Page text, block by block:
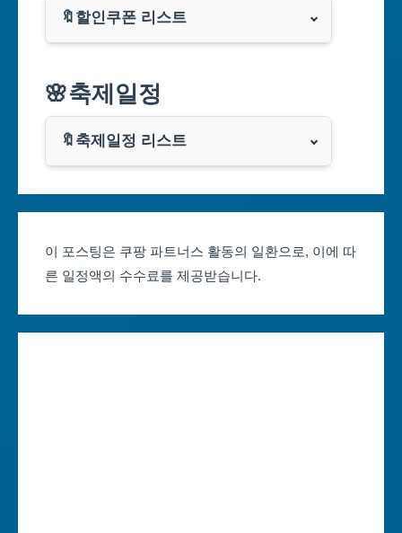
대구광역시
인천광역시
광주광역시
대전광역시
🔖할인쿠폰 리스트
쿠팡
클룩
🌸축제일정
🔖축제일정 리스트
대구축제 일정
인천축제 일정
이 포스팅은 쿠팡 파트너스 활동의 일환으로, 이에 따
른 일정액의 수수료를 제공받습니다.